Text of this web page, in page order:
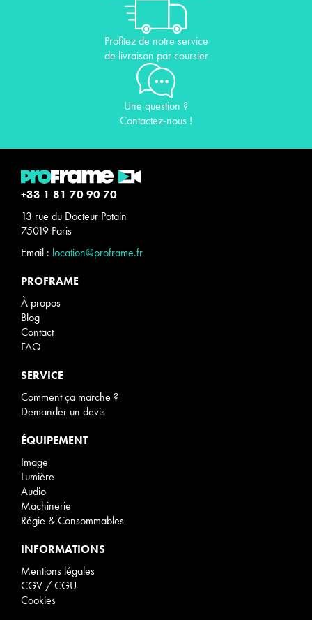
Profitez de notre service
de livraison par coursier
Une question ?
Contactez-nous !
+33 1 81 70 90 70
13 rue du Docteur Potain
75019 Paris
Email : location@proframe.fr
PROFRAME
À propos
Blog
Contact
FAQ
SERVICE
Comment ça marche ?
Demander un devis
ÉQUIPEMENT
Image
Lumière
Audio
Machinerie
Régie & Consommables
INFORMATIONS
Mentions légales
CGV / CGU
Cookies